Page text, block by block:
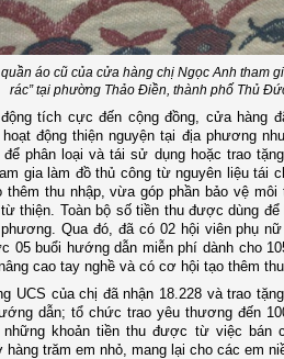
áo cũ của cửa hàng chị Ngọc Anh tham
rác” tại phường Thảo Điền, thành phố Thủ
tích cực đến cộng đồng, cửa hàng
động thiện nguyện tại địa phương
phân loại và tái sử dụng hoặc trao
gia làm đồ thủ công từ nguyên liệu tái
thu nhập, vừa góp phần bảo vệ
thiện. Toàn bộ số tiền thu được dùng
Qua đó, đã có 02 hội viên phụ
05 buổi hướng dẫn miễn phí dành cho
cao tay nghề và có cơ hội tạo thêm thu
UCS của chị đã nhận 18.228 và trao
dẫn; tổ chức trao yêu thương đến
những khoản tiền thu được từ việc bán
hàng trăm em nhỏ, mang lại cho các em